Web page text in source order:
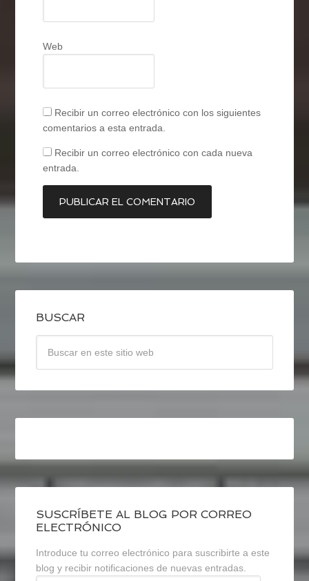
Web
Recibir un correo electrónico con los siguientes
comentarios a esta entrada.
Recibir un correo electrónico con cada nueva
entrada.
BUSCAR
SUSCRÍBETE AL BLOG POR CORREO
ELECTRÓNICO
Introduce tu correo electrónico para suscribirte a este
blog y recibir notificaciones de nuevas entradas.